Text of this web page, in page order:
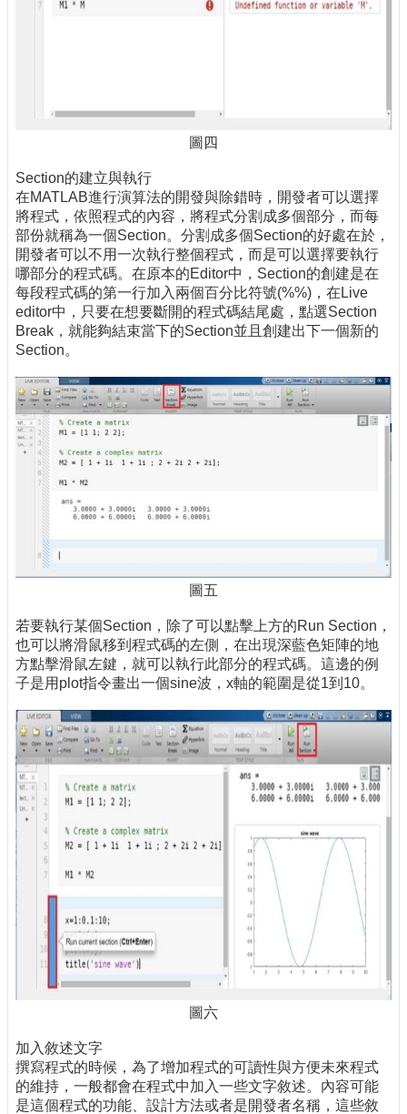
圖四
Section的建立與執行
在MATLAB進行演算法的開發與除錯時，開發者可以選擇
將程式，依照程式的內容，將程式分割成多個部分，而每
部份就稱為一個Section。分割成多個Section的好處在於，
開發者可以不用一次執行整個程式，而是可以選擇要執行
哪部分的程式碼。在原本的Editor中，Section的創建是在
每段程式碼的第一行加入兩個百分比符號(%%)，在Live
editor中，只要在想要斷開的程式碼結尾處，點選Section
Break，就能夠結束當下的Section並且創建出下一個新的
Section。
圖五
若要執行某個Section，除了可以點擊上方的Run Section，
也可以將滑鼠移到程式碼的左側，在出現深藍色矩陣的地
方點擊滑鼠左鍵，就可以執行此部分的程式碼。這邊的例
子是用plot指令畫出一個sine波，x軸的範圍是從1到10。
圖六
加入敘述文字
撰寫程式的時候，為了增加程式的可讀性與方便未來程式
的維持，一般都會在程式中加入一些文字敘述。內容可能
是這個程式的功能、設計方法或者是開發者名稱，這些敘